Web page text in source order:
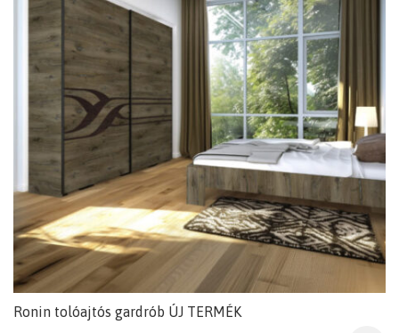
Ronin tolóajtós gardrób ÚJ TERMÉK